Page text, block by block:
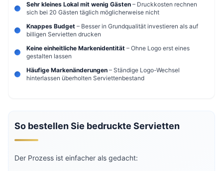
Sehr kleines Lokal mit wenig Gästen – Druckkosten rechnen
sich bei 20 Gästen täglich möglicherweise nicht
Knappes Budget – Besser in Grundqualität investieren als auf
billigen Servietten drucken
Keine einheitliche Markenidentität – Ohne Logo erst eines
gestalten lassen
Häufige Markenänderungen – Ständige Logo-Wechsel
hinterlassen überholten Serviettenbestand
So bestellen Sie bedruckte Servietten
Der Prozess ist einfacher als gedacht: